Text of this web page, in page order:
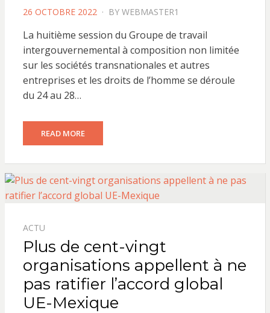
POSTED
26 OCTOBRE 2022 BY WEBMASTER1
La huitième session du Groupe de travail
intergouvernemental à composition non limitée
sur les sociétés transnationales et autres
entreprises et les droits de l’homme se déroule
du 24 au 28…
READ MORE
ACTU
Plus de cent-vingt
organisations appellent à ne
pas ratifier l’accord global
UE-Mexique